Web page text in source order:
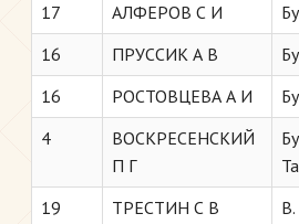
17 АЛФЕРОВ С И
16
ПРУССИК А В
16
РОСТОВЦЕВА А И
4
ВОСКРЕСЕНСКИЙ
П Г
19
ТРЕСТИН С В